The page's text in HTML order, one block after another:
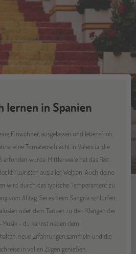
lernen in Spanien
Einwohner, ausgelassen und lebensfroh.
eine Tomatenschlacht in Valencia, die
wurde. Mittlerweile hat das Fest
Touristen aus aller Welt an. Auch deine
wird durch das typische Temperament zu
vom Alltag. Sei es beim Sangria schlürfen,
oder dem Tanzen zu den Klängen der
- du kannst neben dem
neue Erfahrungen sammeln und die
in vollen Zügen genießen.